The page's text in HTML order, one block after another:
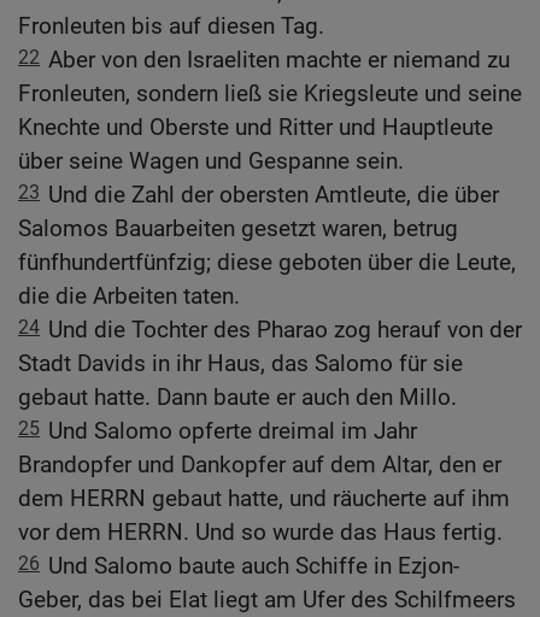
Fronleuten bis auf diesen Tag.
22 Aber von den Israeliten machte er niemand zu
Fronleuten, sondern ließ sie Kriegsleute und seine
Knechte und Oberste und Ritter und Hauptleute
über seine Wagen und Gespanne sein.
23 Und die Zahl der obersten Amtleute, die über
Salomos Bauarbeiten gesetzt waren, betrug
fünfhundertfünfzig; diese geboten über die Leute,
die die Arbeiten taten.
24 Und die Tochter des Pharao zog herauf von der
Stadt Davids in ihr Haus, das Salomo für sie
gebaut hatte. Dann baute er auch den Millo.
25 Und Salomo opferte dreimal im Jahr
Brandopfer und Dankopfer auf dem Altar, den er
dem HERRN gebaut hatte, und räucherte auf ihm
vor dem HERRN. Und so wurde das Haus fertig.
26 Und Salomo baute auch Schiffe in Ezjon-
Geber, das bei Elat liegt am Ufer des Schilfmeers